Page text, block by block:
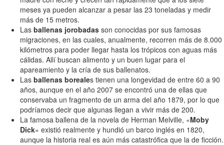
meses ya pueden alcanzar a pesar las 23 toneladas y medir
más de 15 metros.
Las ballenas jorobadas son conocidas por sus famosas
migraciones, en las cuales, anualmente, recorren más de 8.000
kilómetros para poder llegar hasta los trópicos con aguas más
cálidas. Allí buscan alimento y un buen lugar para el
apareamiento y la cría de sus ballenatos.
Las ballenas boreales tienen una longevidad de entre 60 a 90
años, aunque en el año 2007 se encontró una de ellas que
conservaba un fragmento de un arma del año 1879, por lo que
podríamos decir que algunas llegan a vivir más de 200.
La famosa ballena de la novela de Herman Melville, «Moby
Dick» existió realmente y hundió un barco inglés en 1820,
aunque la historia real es aún más catastrófica que la de ficción.